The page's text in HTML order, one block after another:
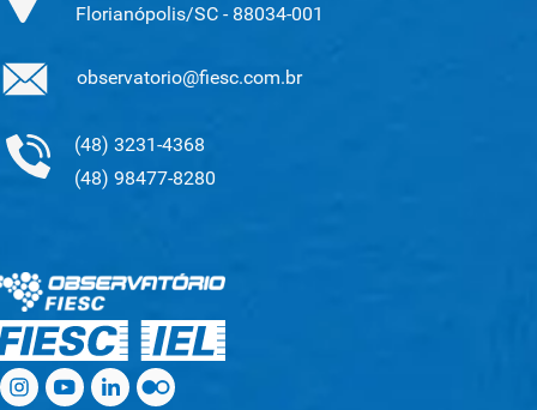
Florianópolis/SC - 88034-001
observatorio@fiesc.com.br
(48) 3231-4368
(48) 98477-8280
.
.
. . . .